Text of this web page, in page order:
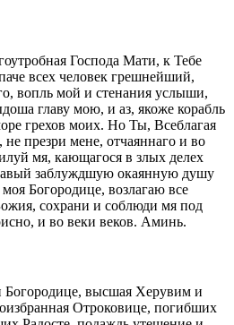
Господа Мати, к Тебе
всех человек грешнейший,
вопль мой и стенания услыши,
главу мою, и аз, якоже корабль
грехов моих. Но Ты, Всеблагая
презри мене, отчаяннаго и во
мя, кающагося в злых делех
заблуждшую окаянную душу
Богородице, возлагаю все
сохрани и соблюди мя под
и во веки веков. Аминь.
высшая Херувим и
Отроковице, погибших